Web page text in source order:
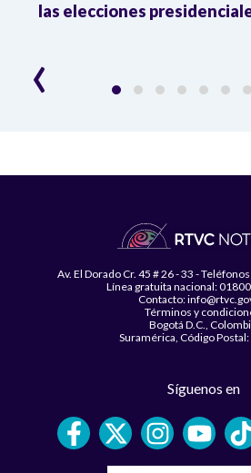
las elecciones
‹
Av. El Dorado Cr. 45 # 26 - 33 -
Línea gratuita nacional:
Contacto:
Términos y
Bogotá D.C.,
Suramérica, Código
Síguenos en